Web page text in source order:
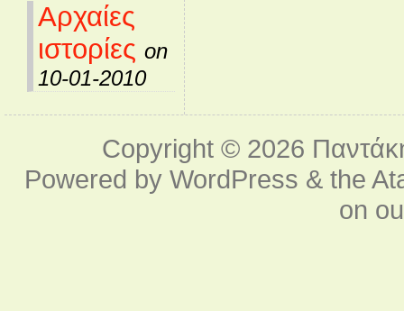
Αρχαίες
ιστορίες on
10-01-2010
Copyright © 2026
Powered byWordPress & the
on